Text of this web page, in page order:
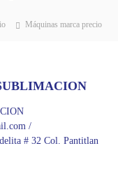
Máquinas marca precio
/
# 32 Col. Pantitlan